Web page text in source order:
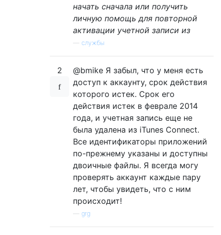
начать сначала или получить
личную помощь для повторной
активации учетной записи из
службы
2
@bmike Я забыл, что у меня есть
доступ к аккаунту, срок действия
которого истек. Срок его
действия истек в феврале 2014
года, и учетная запись еще не
была удалена из iTunes Connect.
Все идентификаторы приложений
по-прежнему указаны и доступны
двоичные файлы. Я всегда могу
проверять аккаунт каждые пару
лет, чтобы увидеть, что с ним
происходит!
grg